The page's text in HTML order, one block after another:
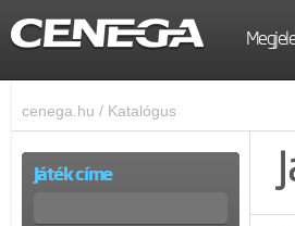
cenega.hu / Katalógus
Játék címe